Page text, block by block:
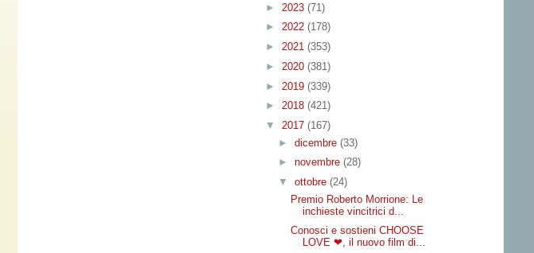
► 2023 (71)
► 2022 (178)
► 2021 (353)
► 2020 (381)
► 2019 (339)
► 2018 (421)
▼ 2017 (167)
► dicembre (33)
► novembre (28)
▼ ottobre (24)
Premio Roberto Morrione: Le
inchieste vincitrici d...
Conosci e sostieni CHOOSE
LOVE ❤, il nuovo film di...